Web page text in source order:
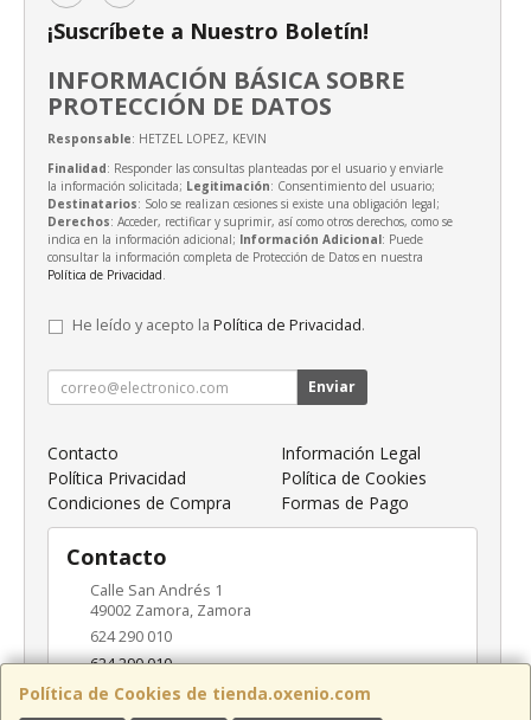
Política de Cookies de tienda.oxenio.com
¡Suscríbete a Nuestro Boletín!
INFORMACIÓN BÁSICA SOBRE
PROTECCIÓN DE DATOS
Responsable: HETZEL LOPEZ, KEVIN
Finalidad: Responder las consultas planteadas por el usuario y enviarle
la información solicitada; Legitimación: Consentimiento del usuario;
Destinatarios: Solo se realizan cesiones si existe una obligación legal;
Derechos: Acceder, rectificar y suprimir, así como otros derechos, como se
indica en la información adicional; Información Adicional: Puede
consultar la información completa de Protección de Datos en nuestra
Política de Privacidad.
He leído y acepto la Política de Privacidad.
Enviar
Contacto
Información Legal
Política Privacidad
Política de Cookies
Condiciones de Compra
Formas de Pago
Contacto
Calle San Andrés 1
49002 Zamora, Zamora
624 290 010
624 290 010
info@oxenio.com